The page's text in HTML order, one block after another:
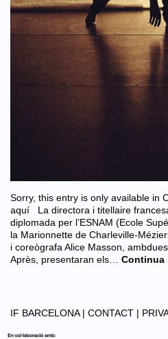
Sorry, this entry is only available in
aquí La directora i titellaire
diplomada per l’ESNAM (Ecole
la Marionnette de Charleville-
i coreògrafa Alice Masson,
Après, presentaran els…
Continua
IF BARCELONA | CONTACT |